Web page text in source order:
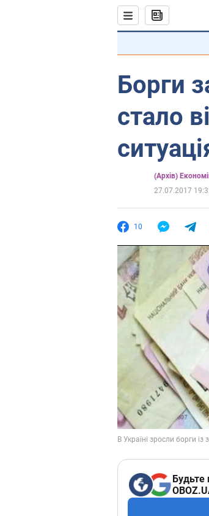
Борги
стало
(Архів)
27.07.2017
10
Будьте